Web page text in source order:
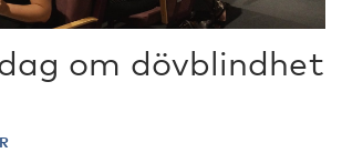
om dövblindhet